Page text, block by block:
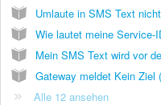
Wie lautet meine Service-
Mein SMS Text wird vor
Alle 12 ansehen